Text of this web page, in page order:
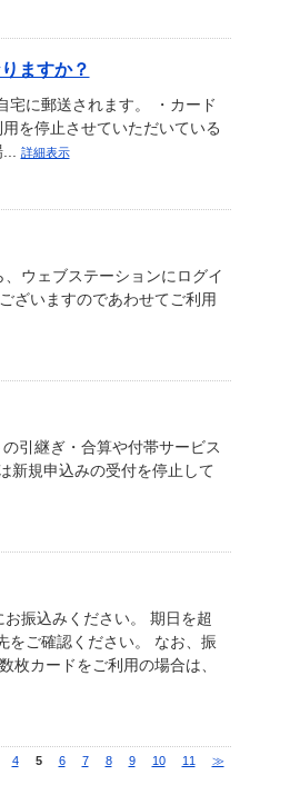
ますか？
宅に郵送されます。 ・カード
を停止させていただいている
詳細表示
ウェブステーションにログイ
ざいますのであわせてご利用
引継ぎ・合算や付帯サービス
新規申込みの受付を停止して
振込みください。 期日を超
をご確認ください。 なお、振
カードをご利用の場合は、
4 5 6 7 8 9 10 11 ≫